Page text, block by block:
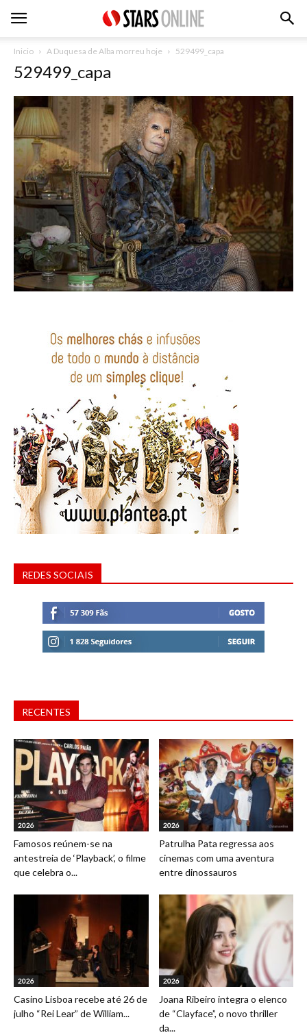
Inicio A Duquesa de Alba morreu hoje 529499_capa
529499_capa
REDES SOCIAIS
RECENTES
2026
Famosos reúnem-se na
antestreia de ‘Playback’, o filme
que celebra o...
2026
Patrulha Pata regressa aos
cinemas com uma aventura
entre dinossauros
2026
Casino Lisboa recebe até 26 de
julho “Rei Lear” de William...
2026
Joana Ribeiro integra o elenco
de “Clayface”, o novo thriller
da...